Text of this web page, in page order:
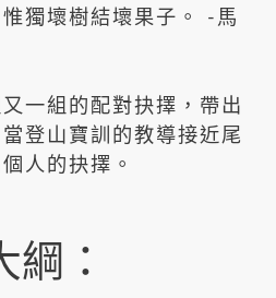
獨壞樹結壞果子。 -馬
組的配對抉擇，帶出
登山寶訓的教導接近尾
人的抉擇。
：